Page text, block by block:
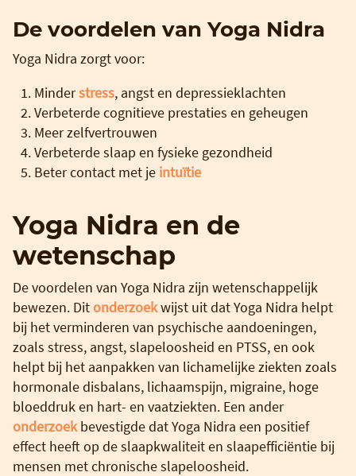
De voordelen van Yoga Nidra
Yoga Nidra zorgt voor:
Minderstress, angst en depressieklachten
Verbeterde cognitieve prestaties en geheugen
Meer zelfvertrouwen
Verbeterde slaap en fysieke gezondheid
Beter contact met je intuïtie
Yoga Nidra en de
wetenschap
De voordelen van Yoga Nidra zijn wetenschappelijk
bewezen. Dit onderzoekwijst uit dat Yoga Nidra helpt
bij het verminderen van psychische aandoeningen,
zoals stress, angst, slapeloosheid en PTSS, en ook
helpt bij het aanpakken van lichamelijke ziekten zoals
hormonale disbalans, lichaamspijn, migraine, hoge
bloeddruk en hart- en vaatziekten. Een ander
onderzoekbevestigde dat Yoga Nidra een positief
effect heeft op de slaapkwaliteit en slaapefficiëntie bij
mensen met chronische slapeloosheid.